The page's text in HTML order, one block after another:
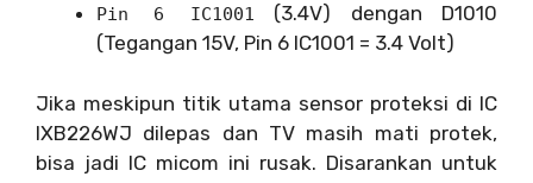
Pin 6 IC1001
(3.4V) dengan D1010
(Tegangan 15V, Pin 6 IC1001 = 3.4 Volt)
Jika meskipun titik utama sensor proteksi di IC
IXB226WJ dilepas dan TV masih mati protek,
bisa jadi IC micom ini rusak. Disarankan untuk